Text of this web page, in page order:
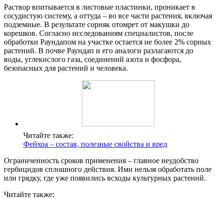
Раствор впитывается в листовые пластинки, проникает в
сосудистую систему, а оттуда – во все части растения, включая
подземные. В результате сорняк отомрет от макушки до
корешков. Согласно исследованиям специалистов, после
обработки Раундапом на участке остается не более 2% сорных
растений. В почве Раундап и его аналоги разлагаются до
воды, углекислого газа, соединений азота и фосфора,
безопасных для растений и человека.
Читайте также:
Фейхоа – состав, полезные свойства и вред
Ограниченность сроков применения – главное неудобство
гербицидов сплошного действия. Ими нельзя обработать поле
или грядку, где уже появились всходы культурных растений.
Читайте также: